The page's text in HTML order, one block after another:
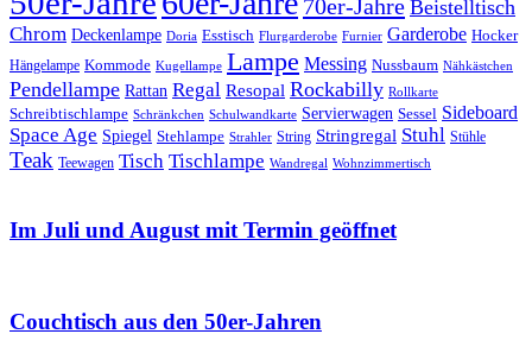
70er-Jahre Beistelltisch
Chrom Deckenlampe Doria Esstisch Flurgarderobe Furnier Garderobe Hocker
Hängelampe Kommode Kugellampe Lampe Messing Nussbaum Nähkästchen
Pendellampe Rattan Regal Resopal Rockabilly Rollkarte
Schreibtischlampe Schränkchen Schulwandkarte Servierwagen Sessel Sideboard
Space Age Spiegel Stehlampe Strahler String Stringregal Stuhl Stühle
Teak Teewagen Tisch Tischlampe Wandregal Wohnzimmertisch
Im Juli und August mit Termin geöffnet
Couchtisch aus den 50er-Jahren